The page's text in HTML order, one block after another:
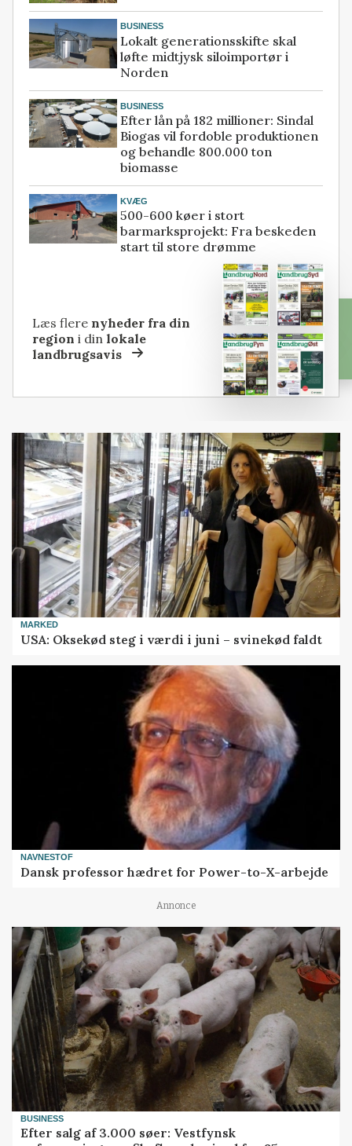
BUSINESS
Lokalt generationsskifte skal
løfte midtjysk siloimportør i
Norden
BUSINESS
Efter lån på 182 millioner: Sindal
Biogas vil fordoble produktionen
og behandle 800.000 ton
biomasse
KVÆG
500-600 køer i stort
barmarksprojekt: Fra beskeden
start til store drømme
Læs flere nyheder fra din
region i dinlokale
landbrugsavis
MARKED
USA: Oksekød steg i værdi i juni – svinekød faldt
NAVNESTOF
Dansk professor hædret for Power-to-X-arbejde
Annonce
BUSINESS
Efter salg af 3.000 søer: Vestfynsk